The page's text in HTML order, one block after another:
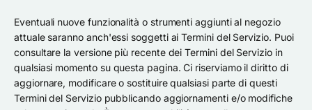
Eventuali nuove funzionalità o strumenti aggiunti al negozio
attuale saranno anch'essi soggetti ai Termini del Servizio. Puoi
consultare la versione più recente dei Termini del Servizio in
qualsiasi momento su questa pagina. Ci riserviamo il diritto di
aggiornare, modificare o sostituire qualsiasi parte di questi
Termini del Servizio pubblicando aggiornamenti e/o modifiche